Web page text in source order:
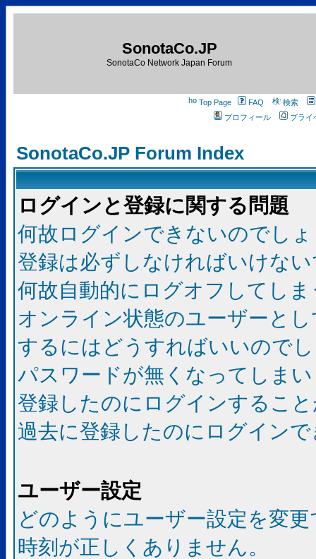
SonotaCo.JP
SonotaCo Network Japan Forum
Top Page FAQ
検索
プロフィール
プライ
SonotaCo.JP Forum Index
ログインと登録に関する問題
何故ログインできないのでし
登録は必ずしなければいけな
何故自動的にログオフしてし
オンライン状態のユーザーと
するにはどうすればいいので
パスワードが無くなってしま
登録したのにログインするこ
過去に登録したのにログイン
ユーザー設定
どのようにユーザー設定を変
時刻が正しくありません。